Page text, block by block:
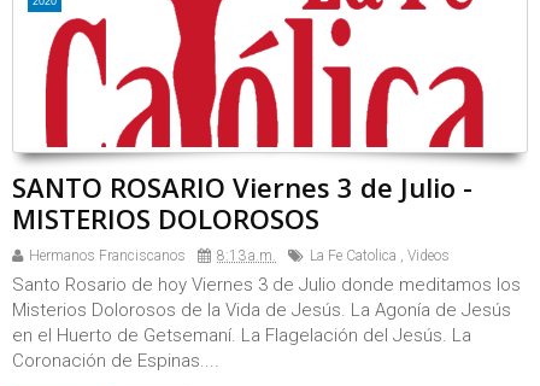
SANTO ROSARIO Viernes 3 de Julio -
MISTERIOS DOLOROSOS
Hermanos Franciscanos 8:13 a.m. La Fe Catolica , Videos
Santo Rosario de hoy Viernes 3 de Julio donde meditamos los
Misterios Dolorosos de la Vida de Jesús. La Agonía de Jesús
en el Huerto de Getsemaní. La Flagelación del Jesús. La
Coronación de Espinas....